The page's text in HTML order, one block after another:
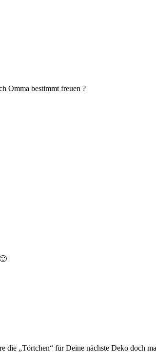
Omma bestimmt freuen ?
„Törtchen“ für Deine nächste Deko doch